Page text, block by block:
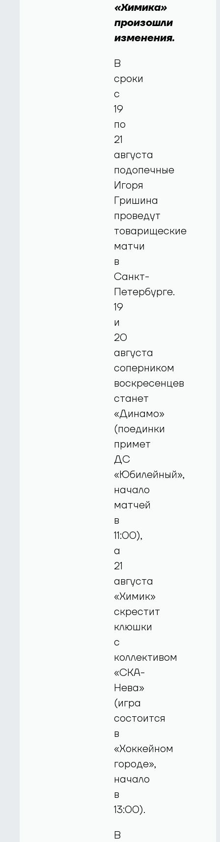
«Химика»
произошли
изменения.
В
сроки
с
19
по
21
августа
подопечные
Игоря
Гришина
проведут
товарищеские
матчи
в
Санкт-
Петербурге.
19
и
20
августа
соперником
воскресенцев
станет
«Динамо»
(поединки
примет
ДС
«Юбилейный»,
начало
матчей
в
11:00),
а
21
августа
«Химик»
скрестит
клюшки
с
коллективом
«СКА-
Нева»
(игра
состоится
в
«Хоккейном
городе»,
начало
в
13:00).
В